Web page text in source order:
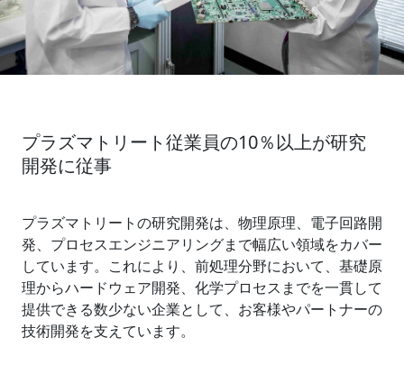
プラズマトリート従業員の10％以上が研究
開発に従事
プラズマトリートの研究開発は、物理原理、電子回路開
発、プロセスエンジニアリングまで幅広い領域をカバー
しています。これにより、前処理分野において、基礎原
理からハードウェア開発、化学プロセスまでを一貫して
提供できる数少ない企業として、お客様やパートナーの
技術開発を支えています。